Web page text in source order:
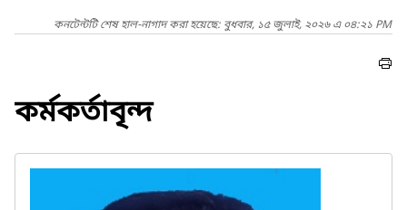
কনটেন্টটি শেষ হাল-নাগাদ করা হয়েছে: বুধবার, ১৫ জুলাই, ২০২৬ এ ০৪:২১ PM
কর্মকর্তাবৃন্দ